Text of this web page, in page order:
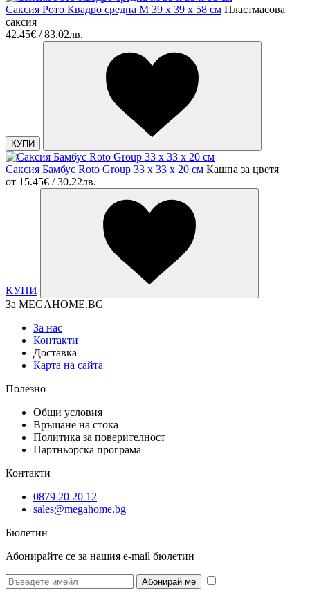
Саксия Рото Квадро средна M 39 x 39 x 58 см Пластмасова
саксия
42.45€ / 83.02лв.
КУПИ
Саксия Бамбус Roto Group 33 x 33 x 20 см Кашпа за цветя
от 15.45€ / 30.22лв.
КУПИ
За MEGAHOME.BG
За нас
Контакти
Доставка
Карта на сайта
Полезно
Общи условия
Връщане на стока
Политика за поверителност
Партньорска програма
Контакти
0879 20 20 12
sales@megahome.bg
Бюлетин
Абонирайте се за нашия e-mail бюлетин